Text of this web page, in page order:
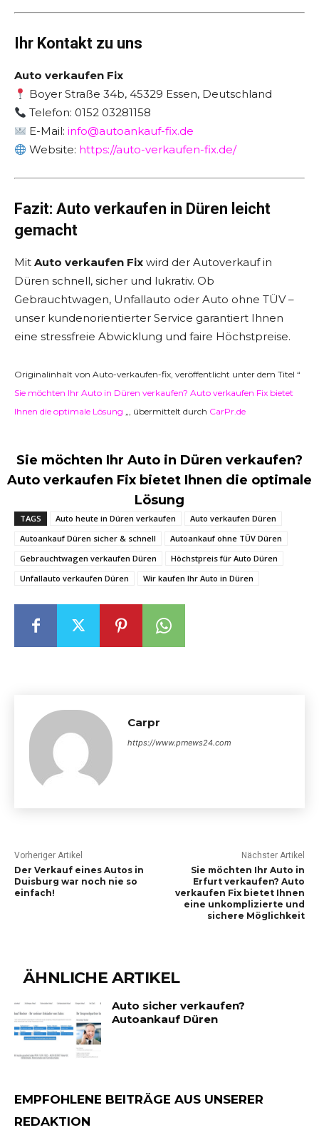
Ihr Kontakt zu uns
Auto verkaufen Fix
Boyer Straße 34b, 45329 Essen, Deutschland
Telefon: 0152 03281158
E-Mail:info@autoankauf-fix.de
Website: https://auto-verkaufen-fix.de/
Fazit: Auto verkaufen in Düren leicht
gemacht
Mit Auto verkaufen Fix wird der Autoverkauf in
Düren schnell, sicher und lukrativ. Ob
Gebrauchtwagen, Unfallauto oder Auto ohne TÜV –
unser kundenorientierter Service garantiert Ihnen
eine stressfreie Abwicklung und faire Höchstpreise.
Originalinhalt von Auto-verkaufen-fix, veröffentlicht unter dem Titel “
Sie möchten Ihr Auto in Düren verkaufen? Auto verkaufen Fix bietet
Ihnen die optimale Lösung „, übermittelt durch CarPr.de
Sie möchten Ihr Auto in Düren verkaufen?
Auto verkaufen Fix bietet Ihnen die optimale
Lösung
TAGS Auto heute in Düren verkaufen
Auto verkaufen Düren
Autoankauf Düren sicher & schnell
Autoankauf ohne TÜV Düren
Gebrauchtwagen verkaufen Düren
Höchstpreis für Auto Düren
Unfallauto verkaufen Düren
Wir kaufen Ihr Auto in Düren
Carpr
https://www.prnews24.com
Vorheriger Artikel
Der Verkauf eines Autos in
Duisburg war noch nie so
einfach!
Nächster Artikel
Sie möchten Ihr Auto in
Erfurt verkaufen? Auto
verkaufen Fix bietet Ihnen
eine unkomplizierte und
sichere Möglichkeit
ÄHNLICHE ARTIKEL
Auto sicher verkaufen?
Autoankauf Düren
EMPFOHLENE BEITRÄGE AUS UNSERER
REDAKTION